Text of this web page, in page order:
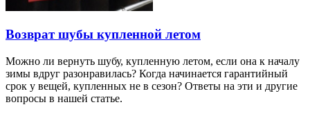
Возврат шубы купленной летом
Можно ли вернуть шубу, купленную летом, если она к началу
зимы вдруг разонравилась? Когда начинается гарантийный
срок у вещей, купленных не в сезон? Ответы на эти и другие
вопросы в нашей статье.